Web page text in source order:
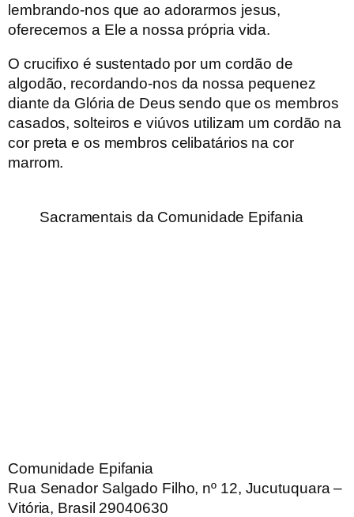
lembrando-nos que ao adorarmos jesus,
oferecemos a Ele a nossa própria vida.
O crucifixo é sustentado por um cordão de
algodão, recordando-nos da nossa pequenez
diante da Glória de Deus sendo que os membros
casados, solteiros e viúvos utilizam um cordão na
cor preta e os membros celibatários na cor
marrom.
Sacramentais da Comunidade Epifania
Comunidade Epifania
Rua Senador Salgado Filho, nº 12, Jucutuquara –
Vitória, Brasil 29040630